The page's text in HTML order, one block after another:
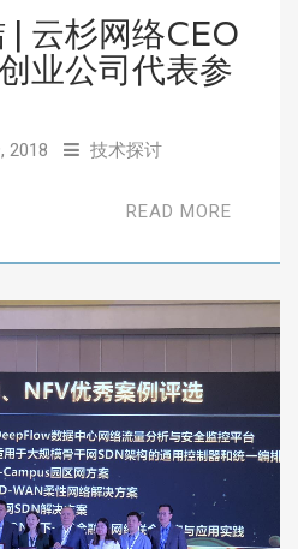
| 云杉网络CEO
业公司代表参
2018 技术探讨
READ MORE